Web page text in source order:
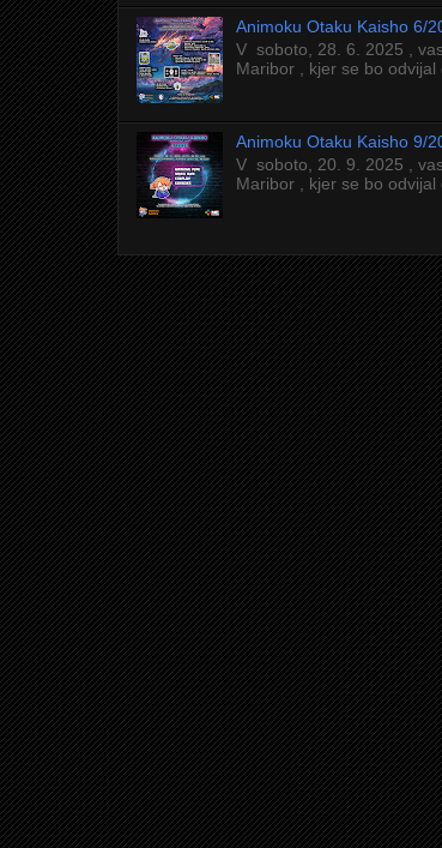
Animoku Otaku Kaisho 6/
V soboto, 28. 6. 2025 ,
Maribor , kjer se bo odvijal
Animoku Otaku Kaisho 9/
V soboto, 20. 9. 2025 ,
Maribor , kjer se bo odvijal